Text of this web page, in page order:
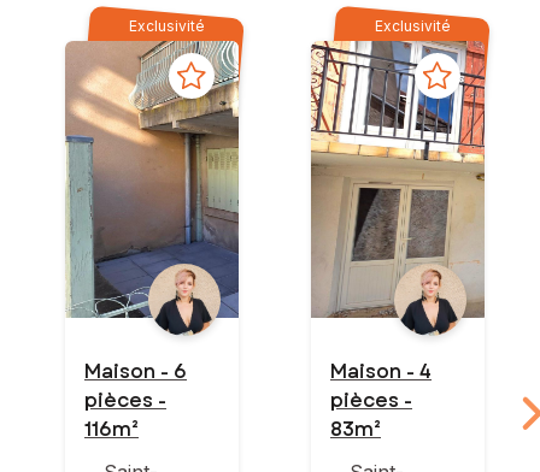
Exclusivité
Maison - 6
pièces -
116m²
Exclusivité
Maison - 4
pièces -
83m²